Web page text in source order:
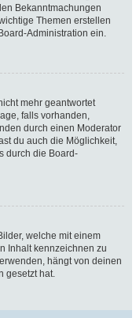
Bekanntmachungen
Themen erstellen
Administration ein.
mehr geantwortet
falls vorhanden,
durch einen Moderator
du auch die Möglichkeit,
durch die Board-
welche mit einem
Inhalt kennzeichnen zu
hängt von deinen
gesetzt hat.